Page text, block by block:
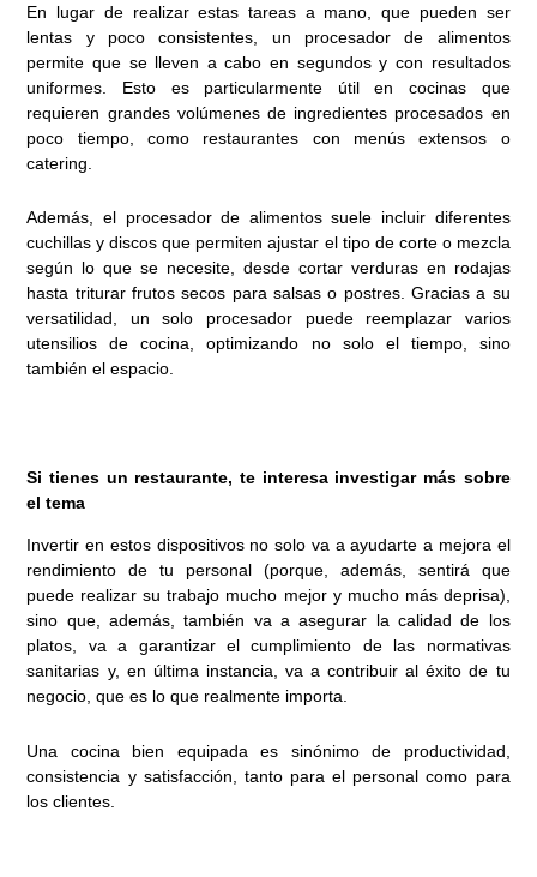
En lugar de realizar estas tareas a mano, que pueden ser
lentas y poco consistentes, un procesador de alimentos
permite que se lleven a cabo en segundos y con resultados
uniformes. Esto es particularmente útil en cocinas que
requieren grandes volúmenes de ingredientes procesados en
poco tiempo, como restaurantes con menús extensos o
catering.
Además, el procesador de alimentos suele incluir diferentes
cuchillas y discos que permiten ajustar el tipo de corte o mezcla
según lo que se necesite, desde cortar verduras en rodajas
hasta triturar frutos secos para salsas o postres. Gracias a su
versatilidad, un solo procesador puede reemplazar varios
utensilios de cocina, optimizando no solo el tiempo, sino
también el espacio.
Si tienes un restaurante, te interesa investigar más sobre
el tema
Invertir en estos dispositivos no solo va a ayudarte a mejora el
rendimiento de tu personal (porque, además, sentirá que
puede realizar su trabajo mucho mejor y mucho más deprisa),
sino que, además, también va a asegurar la calidad de los
platos, va a garantizar el cumplimiento de las normativas
sanitarias y, en última instancia, va a contribuir al éxito de tu
negocio, que es lo que realmente importa.
Una cocina bien equipada es sinónimo de productividad,
consistencia y satisfacción, tanto para el personal como para
los clientes.